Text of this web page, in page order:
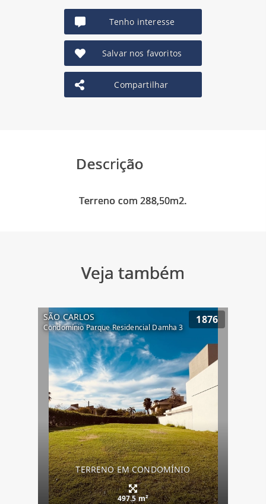
Tenho interesse
Salvar nos favoritos
Compartilhar
Descrição
Veja também
SÃO CARLOS
Condomínio Parque Residencial Damha 3
1876
TERRENO EM CONDOMÍNIO
497.5 m²